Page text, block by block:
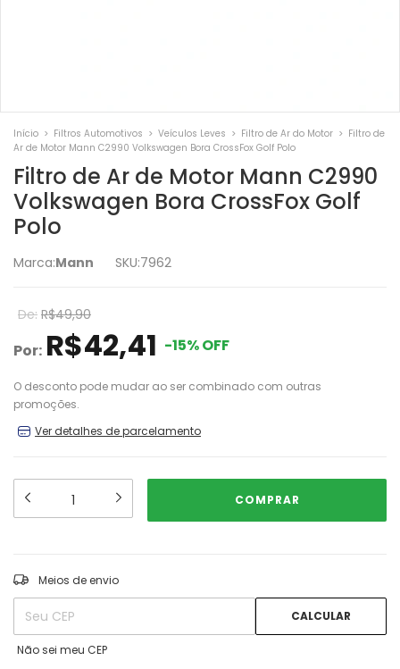
Início > Filtros Automotivos > Veículos Leves > Filtro de Ar do Motor > Filtro de
Ar de Motor Mann C2990 Volkswagen Bora CrossFox Golf Polo
Filtro de Ar de Motor Mann C2990
Volkswagen Bora CrossFox Golf
Polo
Marca:Mann SKU:7962
De: R$49,90
Por: R$42,41 -15%OFF
O desconto pode mudar ao ser combinado com outras
promoções.
Ver detalhes de parcelamento
Entregas para o CEP:
Meios de envio
CALCULAR
Não sei meu CEP